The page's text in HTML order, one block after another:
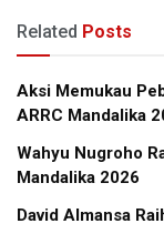
Related Posts
Aksi Memukau
ARRC Mandalika
Wahyu Nugroho
Mandalika 2026
David Almansa